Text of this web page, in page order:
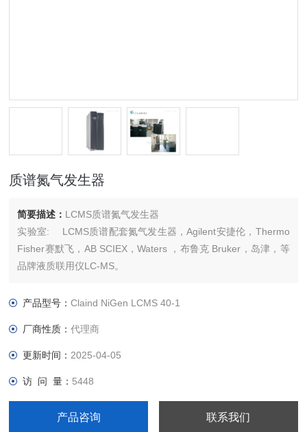
质谱氮气发生器
简要描述： LCMS质谱氮气发生器
实验室: LCMS质谱配套氮气发生器，Agilent安捷伦，Thermo
Fisher赛默飞，AB SCIEX，Waters ，布鲁克 Bruker，岛津，等
品牌液质联用仪LC-MS。
产品型号：Claind NiGen LCMS 40-1
厂商性质：代理商
更新时间： 2025-04-05
访 问 量： 5448
产品咨询 联系我们